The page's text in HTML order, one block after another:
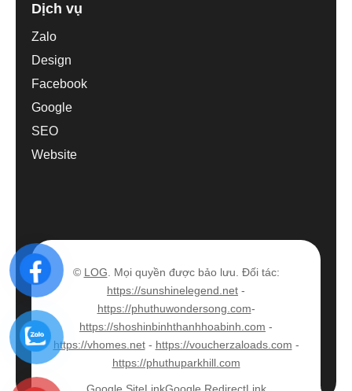
Dịch vụ
Zalo
Design
Facebook
Google
SEO
Website
© LOG . Mọi quyền được bảo lưu. Đối tác:
https://sunshinelegend.net -
https://phuthuwondersong.com-
https://shoshinbinhthanhhoabinh.com -
https://vhomes.net- https://voucherzaloads.com -
https://phuthuparkhill.com
Google SiteLinkGoogle RedirectLink